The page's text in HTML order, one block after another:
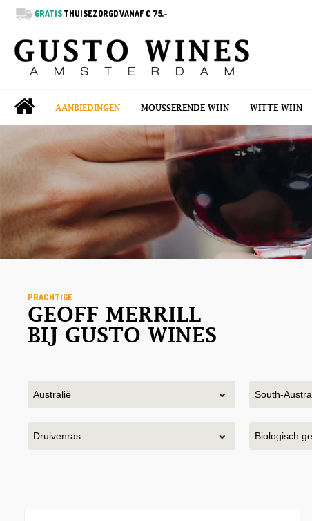
GRATIS THUISEZORGD VANAF € 75,-
AANBIEDINGEN MOUSSERENDE WIJN WITTE WIJN
PRACHTIGE
GEOFF MERRILL
BIJ GUSTO WINES